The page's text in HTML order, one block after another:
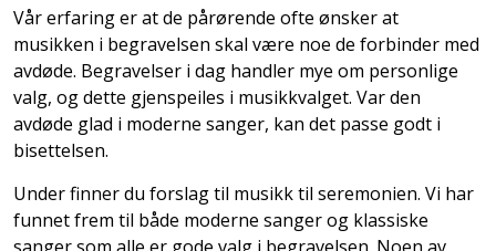
Vår erfaring er at de pårørende ofte ønsker at
musikken i begravelsen skal være noe de forbinder med
avdøde. Begravelser i dag handler mye om personlige
valg, og dette gjenspeiles i musikkvalget. Var den
avdøde glad i moderne sanger, kan det passe godt i
bisettelsen.
Under finner du forslag til musikk til seremonien. Vi har
funnet frem til både moderne sanger og klassiske